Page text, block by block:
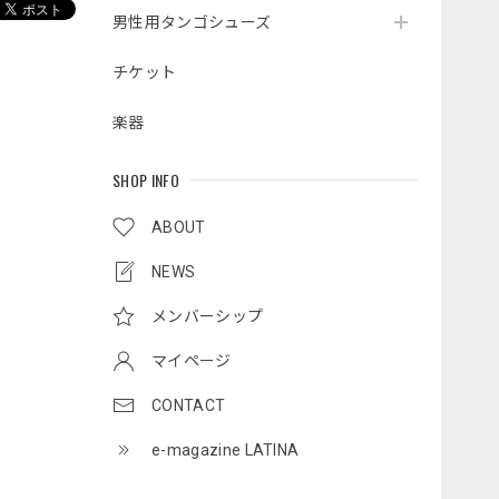
男性用タンゴシューズ
チケット
楽器
SHOP INFO
ABOUT
NEWS
メンバーシップ
マイページ
CONTACT
e-magazine LATINA